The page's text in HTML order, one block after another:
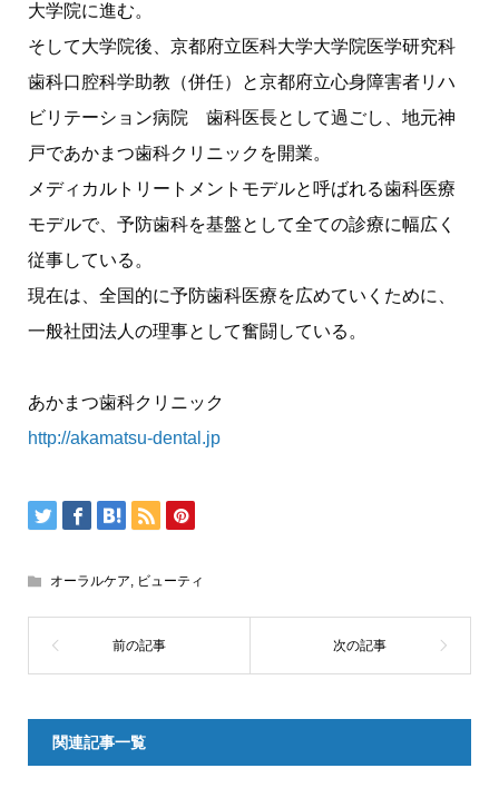
大学院に進む。
そして大学院後、京都府立医科大学大学院医学研究科
歯科口腔科学助教（併任）と京都府立心身障害者リハ
ビリテーション病院 歯科医長として過ごし、地元神
戸であかまつ歯科クリニックを開業。
メディカルトリートメントモデルと呼ばれる歯科医療
モデルで、予防歯科を基盤として全ての診療に幅広く
従事している。
現在は、全国的に予防歯科医療を広めていくために、
一般社団法人の理事として奮闘している。
あかまつ歯科クリニック
http://akamatsu-dental.jp
オーラルケア, ビューティ
関連記事一覧